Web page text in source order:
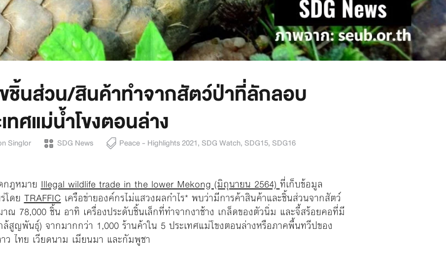
ชิ้นส่วน/สินค้าทำจากสัตว์ป่าที่ลักลอบ
ทศแม่น้ำโขงตอนล่าง
Singlor SDG News Peace - Highlights 2021, SDG Watch, SDG15, SDG16
กฎหมายIllegal wildlife trade in the lower Mekong (มิถุนายน 2564) ที่เก็บข้อมูล
โดยTRAFFICเครือข่ายองค์กรไม่แสวงผลกำไร* พบว่ามีการค้าสินค้าและชิ้นส่วนจากสัตว์
ณ 78,000 ชิ้น อาทิ เครื่องประดับชิ้นเล็กที่ทำจากงาช้าง เกล็ดของตัวนิ่ม และจี้สร้อยคอที่มี
สูญพันธุ์) จากมากกว่า 1,000 ร้านค้าใน 5 ประเทศแม่โขงตอนล่างหรือภาคพื้นทวีปของ
ว ไทย เวียดนาม เมียนมา และกัมพูชา